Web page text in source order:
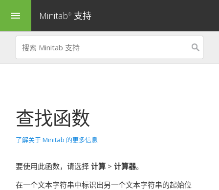
menu Minitab® 支持
查找函数
了解关于 Minitab 的更多信息
要使用此函数，请选择 计算 > 计算器。
在一个文本字符串中标识出另一个文本字符串的起始位